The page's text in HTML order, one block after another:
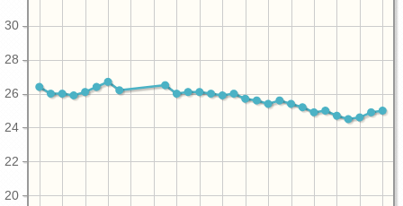
20
22
24
26
28
30